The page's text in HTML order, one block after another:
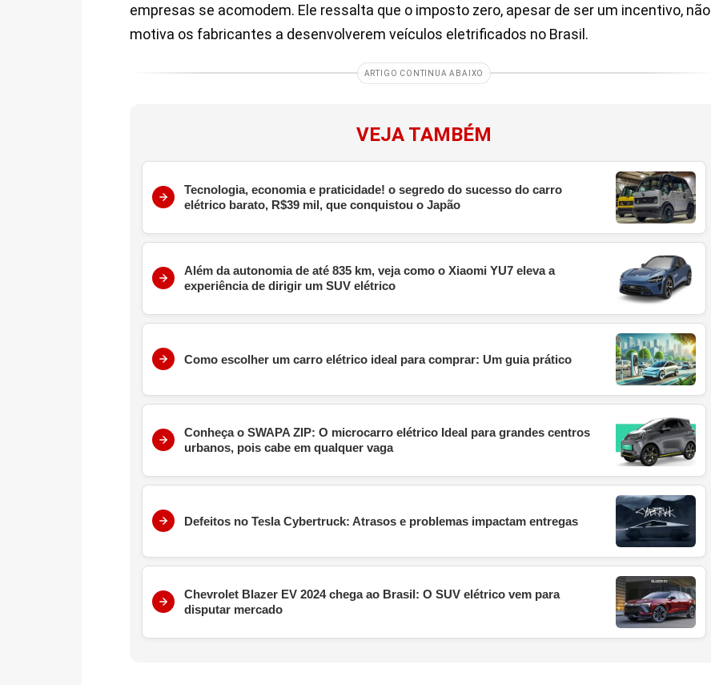
empresas se acomodem. Ele ressalta que o imposto zero, apesar de ser um incentivo, não
motiva os fabricantes a desenvolverem veículos eletrificados no Brasil.
ARTIGO CONTINUA ABAIXO
VEJA TAMBÉM
Tecnologia, economia e praticidade! o segredo do sucesso do carro
elétrico barato, R$39 mil, que conquistou o Japão
Além da autonomia de até 835 km, veja como o Xiaomi YU7 eleva a
experiência de dirigir um SUV elétrico
Como escolher um carro elétrico ideal para comprar: Um guia prático
Conheça o SWAPA ZIP: O microcarro elétrico Ideal para grandes centros
urbanos, pois cabe em qualquer vaga
Defeitos no Tesla Cybertruck: Atrasos e problemas impactam entregas
Chevrolet Blazer EV 2024 chega ao Brasil: O SUV elétrico vem para
disputar mercado